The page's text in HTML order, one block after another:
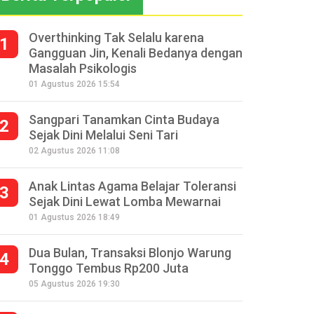
1
Overthinking Tak Selalu karena
Gangguan Jin, Kenali Bedanya dengan
Masalah Psikologis
01 Agustus 2026 15:54
2
Sangpari Tanamkan Cinta Budaya
Sejak Dini Melalui Seni Tari
02 Agustus 2026 11:08
3
Anak Lintas Agama Belajar Toleransi
Sejak Dini Lewat Lomba Mewarnai
01 Agustus 2026 18:49
4
Dua Bulan, Transaksi Blonjo Warung
Tonggo Tembus Rp200 Juta
05 Agustus 2026 19:30